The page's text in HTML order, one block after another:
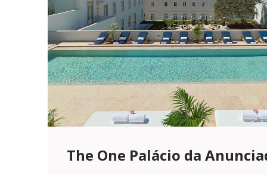
The One Palácio da